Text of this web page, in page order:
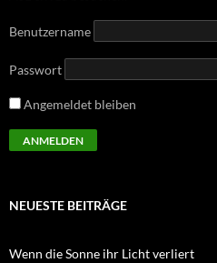
Benutzername
Passwort
Angemeldet bleiben
NEUESTE BEITRÄGE
Wenn die Sonne ihr Licht verliert